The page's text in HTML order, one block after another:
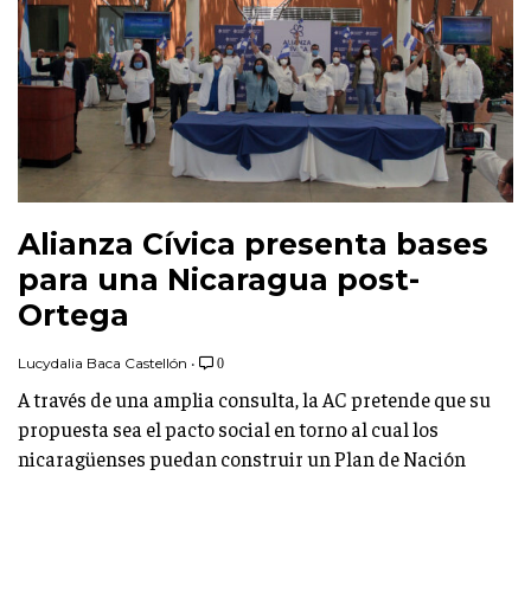
Alianza Cívica presenta bases
para una Nicaragua post-
Ortega
Lucydalia Baca Castellón • 0
A través de una amplia consulta, la AC pretende que su
propuesta sea el pacto social en torno al cual los
nicaragüenses puedan construir un Plan de Nación